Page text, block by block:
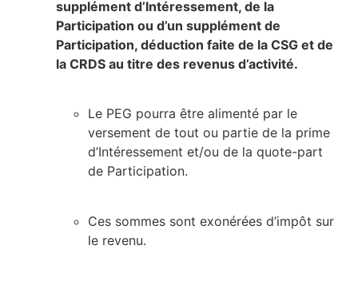
supplément d’Intéressement, de la
Participation ou d’un supplément de
Participation, déduction faite de la CSG et de
la CRDS au titre des revenus d’activité.
Le PEG pourra être alimenté par le
versement de tout ou partie de la prime
d’Intéressement et/ou de la quote-part
de Participation.
Ces sommes sont exonérées d’impôt sur
le revenu.